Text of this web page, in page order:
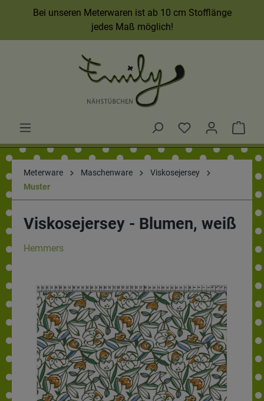
Bei unseren Meterwaren ist ab 10 cm Stofflänge
jedes Maß möglich!
Meterware Maschenware
Viskosejersey
Muster
Viskosejersey - Blumen, weiß
Hemmers